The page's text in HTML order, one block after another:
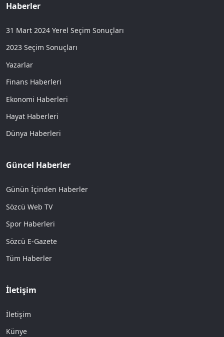
Haberler
31 Mart 2024 Yerel Seçim Sonuçları
2023 Seçim Sonuçları
Yazarlar
Finans Haberleri
Ekonomi Haberleri
Hayat Haberleri
Dünya Haberleri
Güncel Haberler
Günün İçinden Haberler
Sözcü Web TV
Spor Haberleri
Sözcü E-Gazete
Tüm Haberler
İletişim
İletişim
Künye